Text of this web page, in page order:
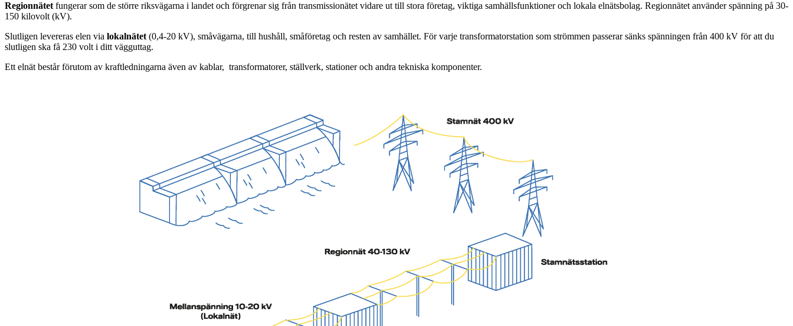
Regionnätet fungerar som de större riksvägarna i landet och förgrenar sig från transmissionätet vidare ut till stora företag, viktiga samhällsfunktioner och lokala elnätsbolag. Regionnätet använder spänning på 30-
150 kilovolt (kV).
Slutligen levereras elen via lokalnätet (0,4-20 kV), småvägarna, till hushåll, småföretag och resten av samhället. För varje transformatorstation som strömmen passerar sänks spänningen från 400 kV för att du
slutligen ska få 230 volt i ditt vägguttag.
Ett elnät består förutom av kraftledningarna även av kablar, transformatorer, ställverk, stationer och andra tekniska komponenter.